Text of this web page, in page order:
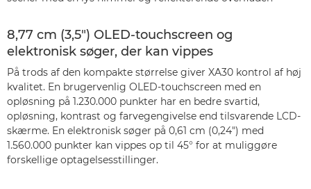
8,77 cm (3,5") OLED-touchscreen og
elektronisk søger, der kan vippes
På trods af den kompakte størrelse giver XA30 kontrol af høj
kvalitet. En brugervenlig OLED-touchscreen med en
opløsning på 1.230.000 punkter har en bedre svartid,
opløsning, kontrast og farvegengivelse end tilsvarende LCD-
skærme. En elektronisk søger på 0,61 cm (0,24") med
1.560.000 punkter kan vippes op til 45° for at muliggøre
forskellige optagelsesstillinger.